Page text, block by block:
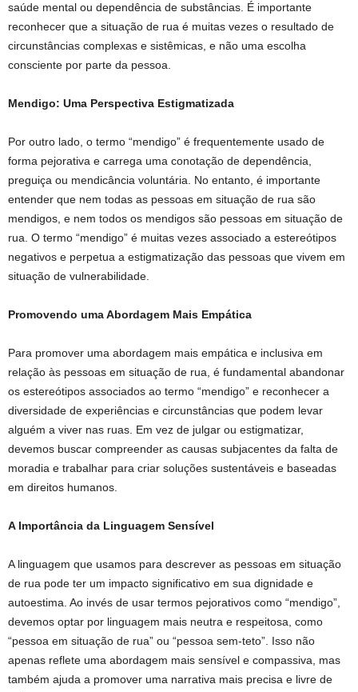
saúde mental ou dependência de substâncias. É importante
reconhecer que a situação de rua é muitas vezes o resultado de
circunstâncias complexas e sistêmicas, e não uma escolha
consciente por parte da pessoa.
Mendigo: Uma Perspectiva Estigmatizada
Por outro lado, o termo “mendigo” é frequentemente usado de
forma pejorativa e carrega uma conotação de dependência,
preguiça ou mendicância voluntária. No entanto, é importante
entender que nem todas as pessoas em situação de rua são
mendigos, e nem todos os mendigos são pessoas em situação de
rua. O termo “mendigo” é muitas vezes associado a estereótipos
negativos e perpetua a estigmatização das pessoas que vivem em
situação de vulnerabilidade.
Promovendo uma Abordagem Mais Empática
Para promover uma abordagem mais empática e inclusiva em
relação às pessoas em situação de rua, é fundamental abandonar
os estereótipos associados ao termo “mendigo” e reconhecer a
diversidade de experiências e circunstâncias que podem levar
alguém a viver nas ruas. Em vez de julgar ou estigmatizar,
devemos buscar compreender as causas subjacentes da falta de
moradia e trabalhar para criar soluções sustentáveis e baseadas
em direitos humanos.
A Importância da Linguagem Sensível
A linguagem que usamos para descrever as pessoas em situação
de rua pode ter um impacto significativo em sua dignidade e
autoestima. Ao invés de usar termos pejorativos como “mendigo”,
devemos optar por linguagem mais neutra e respeitosa, como
“pessoa em situação de rua” ou “pessoa sem-teto”. Isso não
apenas reflete uma abordagem mais sensível e compassiva, mas
também ajuda a promover uma narrativa mais precisa e livre de